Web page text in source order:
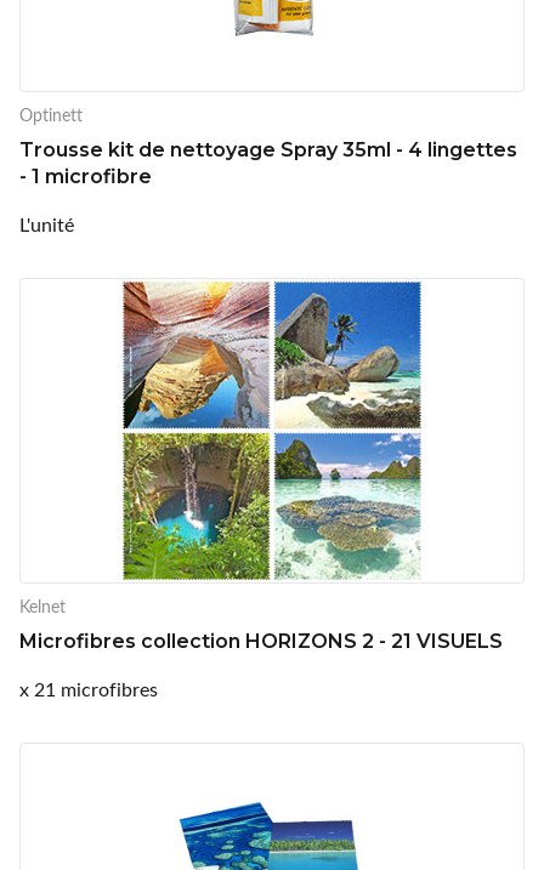
Optinett
Trousse kit de nettoyage Spray 35ml - 4 lingettes
- 1 microfibre
L'unité
Kelnet
Microfibres collection HORIZONS 2 - 21 VISUELS
x 21 microfibres